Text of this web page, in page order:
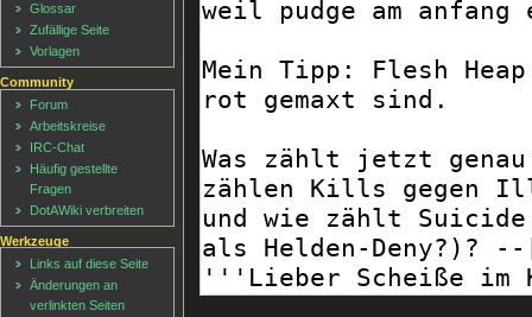
Glossar
Zufällige Seite
Vorlagen
Community
Forum
Arbeitskreise
IRC-Chat
Häufig gestellte
Fragen
DotAWiki verbreiten
Werkzeuge
Links auf diese Seite
Änderungen an
verlinkten Seiten